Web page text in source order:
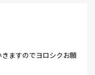
ますのでヨロシクお願